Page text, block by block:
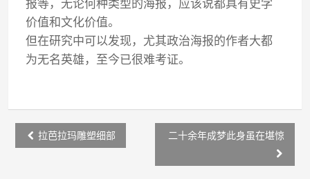
报等，无论何种类型的海报，应该说都具有史学
价值和文化价值。
但在研究中可以发现，尤其政治海报的作者大都
为无名英雄，至今已很难考证。
Post
navigation
拉芭拉玛雕塑细部 二十余年成梦此身虽在堪惊